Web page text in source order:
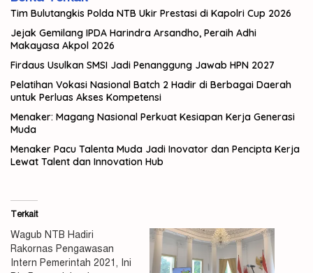
Tim Bulutangkis Polda NTB Ukir Prestasi di Kapolri Cup 2026
Jejak Gemilang IPDA Harindra Arsandho, Peraih Adhi
Makayasa Akpol 2026
Firdaus Usulkan SMSI Jadi Penanggung Jawab HPN 2027
Pelatihan Vokasi Nasional Batch 2 Hadir di Berbagai Daerah
untuk Perluas Akses Kompetensi
Menaker: Magang Nasional Perkuat Kesiapan Kerja Generasi
Muda
Menaker Pacu Talenta Muda Jadi Inovator dan Pencipta Kerja
Lewat Talent dan Innovation Hub
Terkait
Wagub NTB Hadiri
Rakornas Pengawasan
Intern Pemerintah 2021, Ini